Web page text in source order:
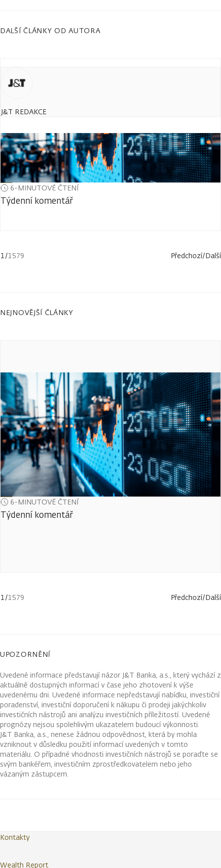
DALŠÍ ČLÁNKY OD AUTORA
J&T REDAKCE
6-MINUTOVÉ ČTENÍ
Týdenní komentář
1/1579 Předchozí/Další
NEJNOVĚJŠÍ ČLÁNKY
6-MINUTOVÉ ČTENÍ
Týdenní komentář
1/1579 Předchozí/Další
UPOZORNĚNÍ
Uvedené informace představují názor J&T Banka, a.s., který vychází z
aktuálně dostupných informací v čase jeho zhotovení k výše
uvedenému dni. Uvedené informace nepředstavují nabídku, investiční
poradenství, investiční doporučení k nákupu či prodeji jakýchkoliv
investičních nástrojů ani analýzu investičních příležitostí. Uvedené
prognózy nejsou spolehlivým ukazatelem budoucí výkonnosti.
J&T Banka, a.s., nenese žádnou odpovědnost, která by mohla
vzniknout v důsledku použití informací uvedených v tomto
materiálu. O případné vhodnosti investičních nástrojů se poraďte se
svým bankéřem, investičním zprostředkovatelem nebo jeho
vázaným zástupcem.
Kontakty
Wealth Report